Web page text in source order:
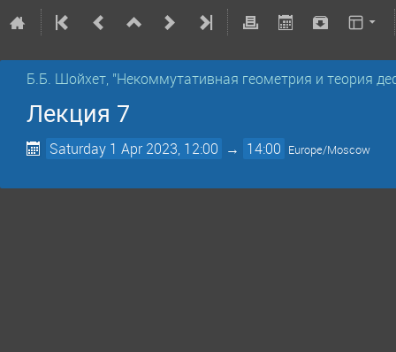
Б.Б. Шойхет, "Некоммутативная геометрия и теория
Лекция 7
Saturday 1 Apr 2023, 12:00 → 14:00 Europe/Moscow